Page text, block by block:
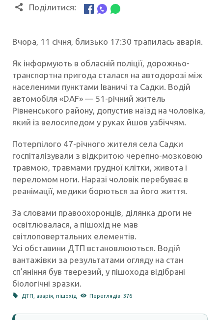
Поділитися:
Вчора, 11 січня, близько 17:30 трапилась аварія.
Як інформують в обласній поліції, дорожньо-
транспортна пригода сталася на автодорозі між
населеними пунктами Іваничі та Садки. Водій
автомобіля «DAF» — 51-річний житель
Рівненського району, допустив наїзд на чоловіка,
який із велосипедом у руках йшов узбіччям.
Потерпілого 47-річного жителя села Садки
госпіталізували з відкритою черепно-мозковою
травмою, травмами грудної клітки, живота і
переломом ноги. Наразі чоловік перебуває в
реанімації, медики борються за його життя.
За словами правоохоронців, ділянка дроги не
освітлювалася, а пішохід не мав
світлоповертальних елементів.
Усі обставини ДТП встановлюються. Водій
вантажівки за результатами огляду на стан
сп’яніння був тверезий, у пішохода відібрані
біологічні зразки.
ДТП аварія ,пішохід Переглядів: 376